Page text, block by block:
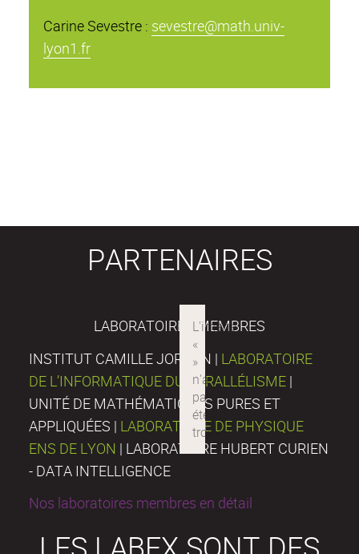
Carine Sevestre : sevestre@math.univ-
lyon1.fr
PARTENAIRES
LABORATOIRES MEMBRES
INSTITUT CAMILLE JORDAN | LABORATOIRE
DE L’INFORMATIQUE DU PARALLÉLISME |
UNITÉ DE MATHÉMATIQUES PURES ET
APPLIQUÉES | LABORATOIRE DE PHYSIQUE
ENS DE LYON | LABORATOIRE HUBERT CURIEN
- DATA INTELLIGENCE
Nos laboratoires membres en détail